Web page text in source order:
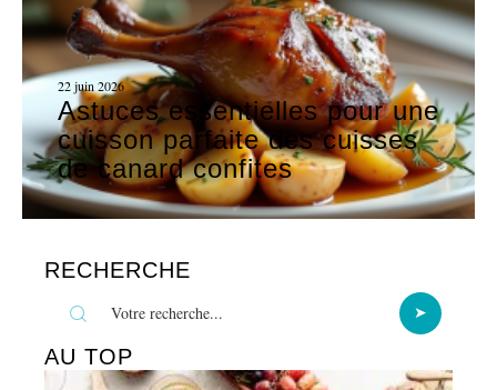
22 juin 2026
Astuces essentielles pour une
cuisson parfaite des cuisses
de canard confites
RECHERCHE
AU TOP